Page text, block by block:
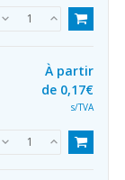
À partir
de 0,17€
s/TVA